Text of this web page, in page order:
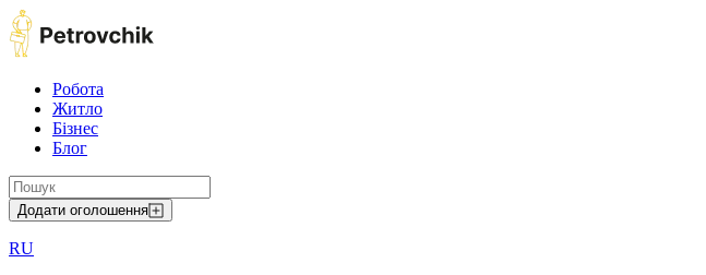
Робота
Житло
Бізнес
Блог
Додати оголошення
RU